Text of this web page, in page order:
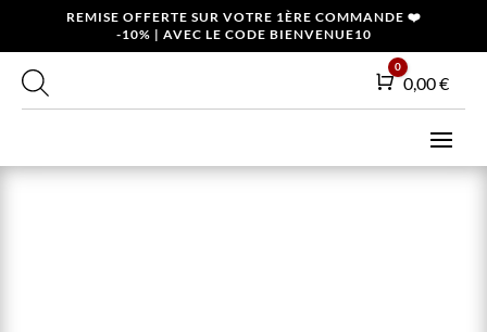
REMISE OFFERTE SUR VOTRE 1ÈRE COMMANDE ❤️
-10% | AVEC LE CODE BIENVENUE10
Panier
0
0,00€